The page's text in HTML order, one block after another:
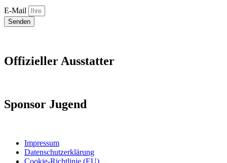
E-Mail
Senden
Offizieller Ausstatter
Sponsor Jugend
Impressum
Datenschutzerklärung
Cookie-Richtlinie (EU)